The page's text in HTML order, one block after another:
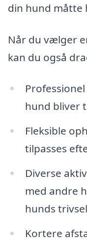
din hund måtte
Når du vælger
kan du også
hund bliver
Fleksible
tilpasses
Diverse
med andre
hunds
Kortere